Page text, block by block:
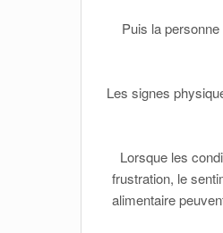
Puis la
Les signes
Lorsque les
frustration, le
alimentaire